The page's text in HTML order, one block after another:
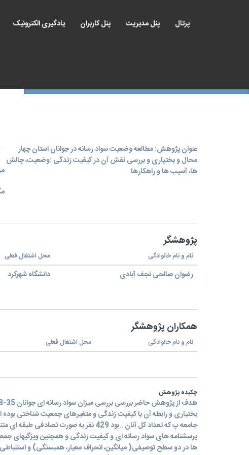
پرتال پنل مدیریت پنل کاربران یادگیری الکترونیک
عنوان پژوهش: مطالعه وضعیت سواد رسانه در جوانان استان چهار
محال و بختیاری و بررسی نقش آن در کیفیت زندگی :وضعیت، چالش
ها، آسیب ها و راهکارها
پژوهشگر
نام و نام خانوادگی محل اشتغال فعلی
رضوان صالحی نجف آبادی دانشگاه شهرکرد
همکاران پژوهشگر
نام و نام خانوادگی محل اشتغال فعلی
چکیده پژوهش
بختیاری و رابطه آن با کیفیت زندگی و متغیرهای جمعیت شناختی بوده
جامعه پ که تعداد کل آنان ..بود 429 نفر به صورت
پرسشنامه های سواد رسانه ای و کیفیت زندگی و همچنین ویژگیهای